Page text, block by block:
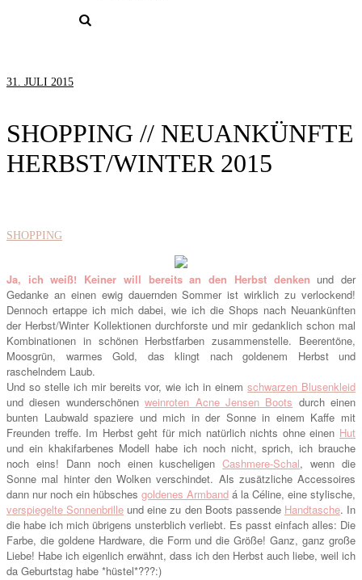
31. JULI 2015
SHOPPING // NEUANKÜNFTE
HERBST/WINTER 2015
SHOPPING
Ja, ich weiß! Keiner will bereits an den Herbst denken und der
Gedanke an einen ewig dauernden Sommer ist wirklich zu verlockend!
Dennoch ertappe ich mich dabei, wie ich die Shops nach Neuankünften
der Herbst/Winter Kollektionen durchforste und mir gedanklich schon mal
Kombinationen in schönen Herbstfarben zusammenstelle. Beerentöne,
Moosgrün, warmes Gold, das klingt nach goldenem Herbst und
raschelndem Laub.
Und so stelle ich mir bereits vor, wie ich in einemschwarzen Blusenkleid
und diesen wunderschönenweinroten Acne Jensen Boots durch einen
bunten Laubwald spaziere und mich in der Sonne in einem Kaffe mit
Freunden treffe. Im Herbst geht für mich natürlich nichts ohne einen Hut
und ein khakifarbenes Modell habe ich noch nicht, sprich, ich brauche
noch eins! Dann noch einen kuscheligenCashmere-Schal, wenn die
Sonne mal hinter den Wolken verschindet. Als zusätzliche Accessoires
dann nur noch ein hübsches goldenes Armband á la Céline, eine stylische,
verspiegelte Sonnenbrille und eine zu den Boots passende Handtasche. In
die habe ich mich übrigens unsterblich verliebt. Es passt einfach alles: Die
Farbe, die goldene Hardware, die Form und die Größe! Ganz, ganz große
Liebe! Habe ich eigenlich erwähnt, dass ich den Herbst auch liebe, weil ich
da Geburtstag habe *hüstel*???:)